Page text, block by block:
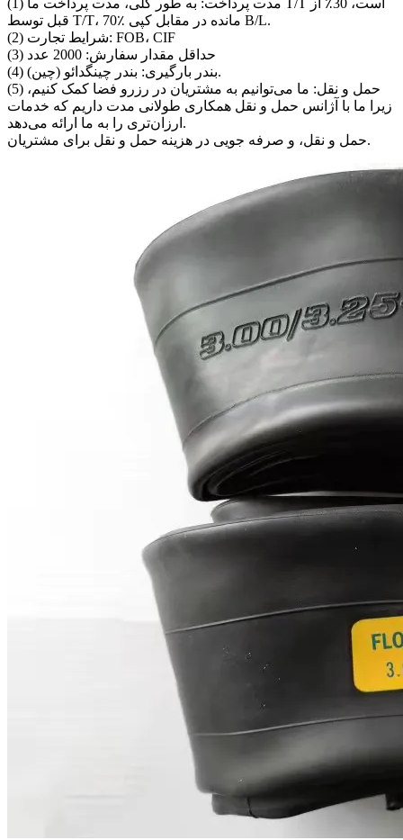
(1) مدت پرداخت: به طور کلی، مدت پرداخت ما T/T است، 30٪ از
قبل توسط T/T، 70٪ مانده در مقابل کپی B/L.
(2) شرایط تجارت: FOB، CIF
(3) حداقل مقدار سفارش: 2000 عدد
(4) بندر بارگیری: بندر چینگدائو (چین).
(5) حمل و نقل: ما می‌توانیم به مشتریان در رزرو فضا کمک کنیم،
زیرا ما با آژانس حمل و نقل همکاری طولانی مدت داریم که خدمات
ارزان‌تری را به ما ارائه می‌دهد.
حمل و نقل، و صرفه جویی در هزینه حمل و نقل برای مشتریان.